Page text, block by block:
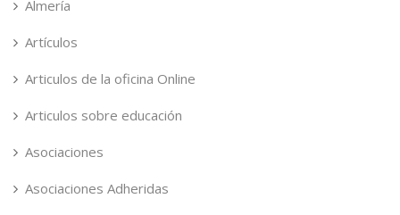
Almería
Artículos
Articulos de la oficina Online
Articulos sobre educación
Asociaciones
Asociaciones Adheridas